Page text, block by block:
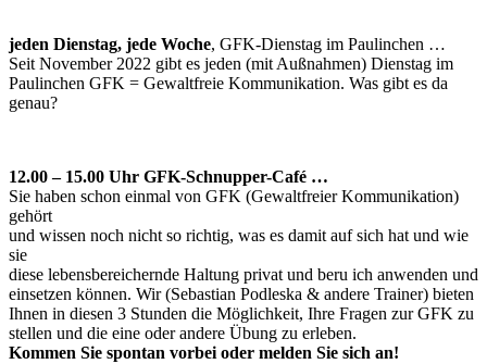
jeden Dienstag, jede Woche, GFK-Dienstag im Paulinchen …
Seit November 2022 gibt es jeden (mit Außnahmen) Dienstag im
Paulinchen GFK = Gewaltfreie Kommunikation. Was gibt es da
genau?
12.00 – 15.00 Uhr GFK-Schnupper-Café …
Sie haben schon einmal von GFK (Gewaltfreier Kommunikation)
gehört
und wissen noch nicht so richtig, was es damit auf sich hat und wie
sie
diese lebensbereichernde Haltung privat und beru ich anwenden und
einsetzen können. Wir (Sebastian Podleska & andere Trainer) bieten
Ihnen in diesen 3 Stunden die Möglichkeit, Ihre Fragen zur GFK zu
stellen und die eine oder andere Übung zu erleben.
Kommen Sie spontan vorbei oder melden Sie sich an!